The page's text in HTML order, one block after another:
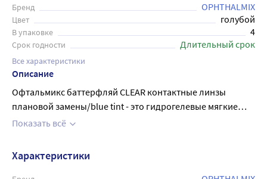
Бренд OPHTHALMIX
Цвет голубой
В упаковке 4
Срок годности Длительный срок
Все характеристики
Описание
Офтальмикс баттерфляй CLEAR контактные линзы
плановой замены/blue tint - это гидрогелевые мягкие
контактные линзы с рекомендованным сроком замены
для дневного режима ношения. Такой режим
предполагает ношение изделий не более 10 часов в
Показать всё
Характеристики